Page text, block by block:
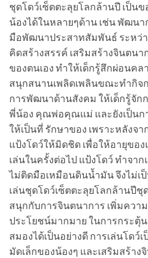
ชุดโดว์เซ็ตตะลุยโลกล้านปี เป็น
น้องได้ในหลายๆด้าน เช่น พัฒน
มือพัฒนาประสาทสัมพันธ์ ระหว่
คิดสร้างสรรค์ เสริมสร้างจินตน
ของตนเอง ทำให้เด็กรู้สึกผ่อนค
สนุกสนานเพลิดเพลินขณะทำกิจ
การพัฒนาด้านสังคม ให้เด็กรู้จัก
พี่น้อง คุณพ่อคุณแม่ และยังเป็นก
ให้เป็นที่ รักษาของ เพราะหลังจา
แป้งโดว์ให้มิดชิด เพื่อให้อายุขอ
เล่นในครั้งต่อไป แป้งโดว์ ทำจา
ไม่ติดมือเหมือนดินน้ำมัน จึงไม่เ
เล่นชุดโดว์เซ็ตตะลุยโลกล้านปีชุ
สนุกกับการจินตนาการ เพิ่มควา
ประโยชน์มากมาย ในการกระตุ้
สมองได้เป็นอย่างดี การเล่นโดว์
มัดเล็กของน้องๆ และเสริมสร้า